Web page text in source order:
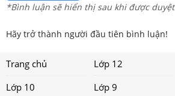
*Bình luận sẽ hiển thị sau khi được duyệt
Hãy trở thành người đầu tiên bình luận!
Trang chủ Lớp 12
Lớp 10
Lớp 9